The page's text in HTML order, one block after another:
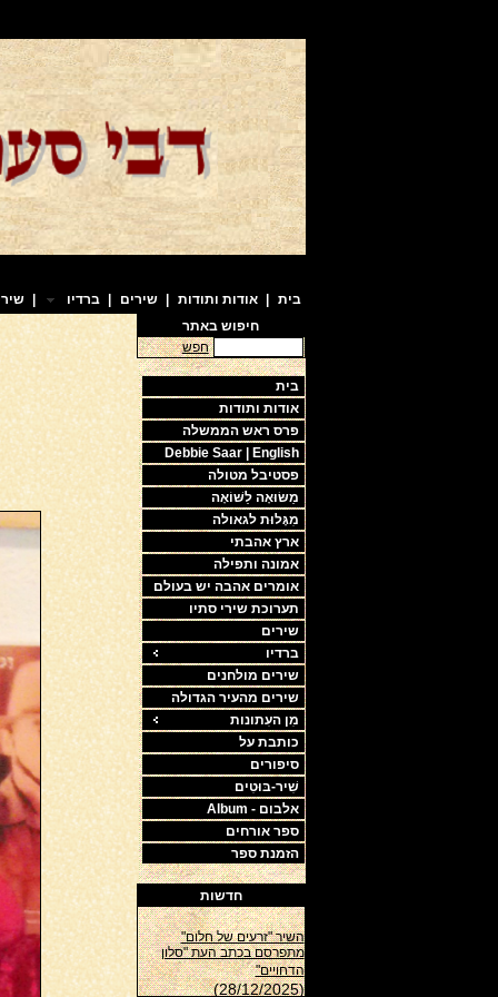
בית אודות ותודות שירים ברדיו
חיפוש באתר
חפש
בית
אודות ותודות
פרס ראש הממשלה
Debbie Saar | English
פסטיבל מטולה
מַשּׂוּאָה לַשּׁוֹאָה
מִגָּלוּת לגאולה
ארץ אהבתי
אמונה ותפילה
אומרים אהבה יש בעולם
תערוכת שירי סתיו
שירים
ברדיו
שירים מולחנים
שירים מהעיר הגדולה
מִן העִתונות
כותבת על
סיפורים
שִׁיר-בּוּטִים
אלבום - Album
ספר אורחים
הזמנת ספר
חדשות
השיר "זרעים של חלום"
מתפרסם בכתב העת "סלון
הדחויים"
(28/12/2025)
השיר "טיוטת זיכרון וטיוטת